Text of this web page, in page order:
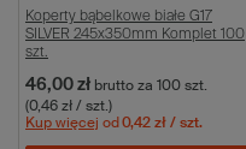
Koperty bąbelkowe białe G17
SILVER 245x350mm Komplet 100
szt.
46,00 zł brutto za 100 szt.
(0,46 zł / szt.)
Kup więcej od 0,42 zł / szt.